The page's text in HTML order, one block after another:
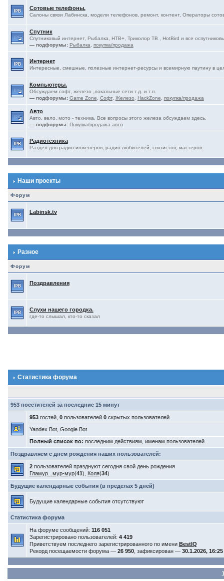
Сотовые телефоны.
Салоны связи Лабинска, модели телефонов, ремонт, контент, Операторы
Спутник
Спутниковый интернет, Рыбалка, НТВ+, Триколор ТВ , HotBird и все
— подфорумы: Рыбалка покупка/продажа
Интернет
Интересные, смешные, полезные интернет-ресурсы и всемирную паутину в
Компьютеры.
Обсуждаем софт, железо ,локальные сети т.д. и т.п.
— подфорумы: Game Zone Софт, Железо HackZone покупка/продажа
Авто
Авто, вело, мото - техника. Все вопросы этого железа обсуждаем здесь.
— подфорумы: Покупка/продажа авто
Радиотехника
Раздел для радио-инженеров, радио-любителей, связистов, мастеров.
Наши проекты
Форум
Labinsk.tv
Разное
Форум
Поздравления
Слухи нашего городка.
где-то слышал, кто-то сказал
Статистика форума
953 посетителей за последние 15 минут
953гостей, 0пользователей 0скрытых пользователей
Yandex Bot, Google Bot
Полный список по: последним действиям именам пользователей
Поздравляем с днем рождения наших пользователей:
2пользователей празднуют сегодня свой день рождения
Гламур...мур-мур(41), Коля(34)
Будущие календарные события (в пределах 5 дней)
Будущие календарные события отсутствуют
Статистика форума
На форуме сообщений: 116 051
Зарегистрировано пользователей: 4 419
Приветствуем последнего зарегистрированного по имени BestIQ
Рекорд посещаемости форума — 26 950, зафиксирован — 30.1.2026, 16:25